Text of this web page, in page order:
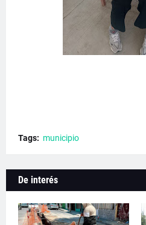
Tags: municipio
De interés